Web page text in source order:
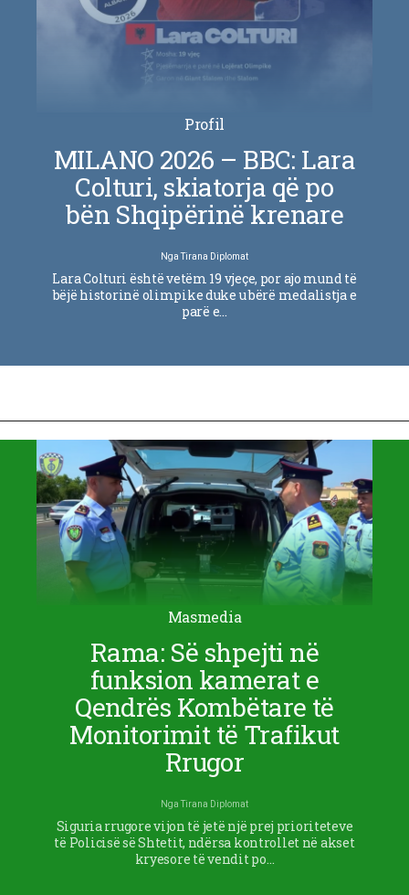
Profil
MILANO 2026 – BBC: Lara
Colturi, skiatorja që po
bën Shqipërinë krenare
NgaTirana Diplomat
Lara Colturi është vetëm 19 vjeçe, por ajo mund të
bëjë historinë olimpike duke u bërë medalistja e
parë e…
Masmedia
Rama: Së shpejti në
funksion kamerat e
Qendrës Kombëtare të
Monitorimit të Trafikut
Rrugor
NgaTirana Diplomat
Siguria rrugore vijon të jetë një prej prioriteteve
të Policisë së Shtetit, ndërsa kontrollet në akset
kryesore të vendit po…